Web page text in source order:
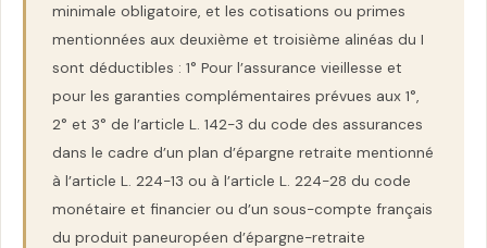
minimale obligatoire, et les cotisations ou primes
mentionnées aux deuxième et troisième alinéas du I
sont déductibles : 1° Pour l’assurance vieillesse et
pour les garanties complémentaires prévues aux 1°,
2° et 3° de l’article L. 142-3 du code des assurances
dans le cadre d’un plan d’épargne retraite mentionné
à l’article L. 224-13 ou à l’article L. 224-28 du code
monétaire et financier ou d’un sous-compte français
du produit paneuropéen d’épargne-retraite